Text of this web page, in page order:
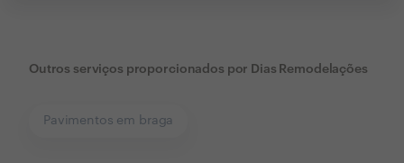
Outros serviços proporcionados por Dias Remodelações
Pavimentos em braga